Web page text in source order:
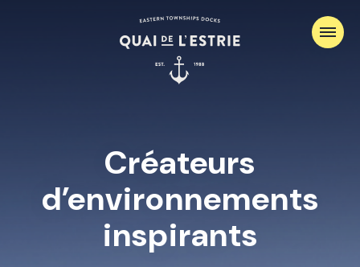
Créateurs
d’environnements
inspirants